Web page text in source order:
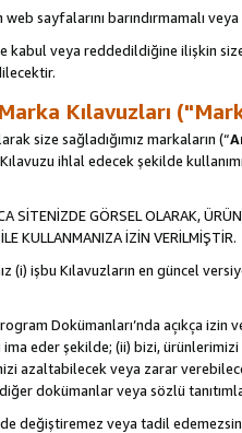
sayfalarını barındırmamalı
kabul veya reddedildiğine ilişkin
Kılavuzları
size sağladığımız markaların (“
ihlal edecek şekilde
SİTENİZDE GÖRSEL OLARAK,
KULLANMANIZA İZİN VERİLMİŞTİR.
(i) işbu Kılavuzların en güncel
Dokümanları’nda açıkça
ima eder şekilde; (ii) bizi,
azaltabilecek veya zarar
dokümanlar veya sözlü
değiştiremez veya tadil